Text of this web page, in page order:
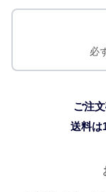
必
ご注
送料は